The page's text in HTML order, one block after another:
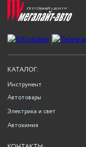
КАТАЛОГ:
Инструмент
Автотовары
Электрика и свет
Автохимия